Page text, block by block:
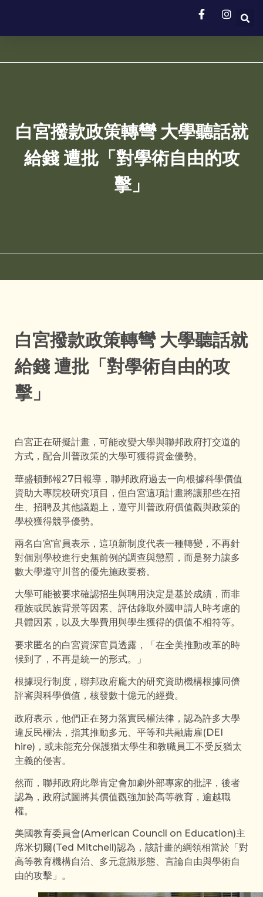
白宮撥款政策轉彎 大學聽話就
給錢 遭批「對學術自由的攻
擊」
白宮撥款政策轉彎 大學聽話就
給錢 遭批「對學術自由的攻
擊」
白宮正在研擬計畫，可能改變大學與聯邦政府打交道的
方式，配合川普政策的大學可獲得資金優勢。
華盛頓郵報27日報導，聯邦政府過去一向根據科學價值
資助大專院校研究項目，但白宮這項計畫將讓那些在招
生、招聘及其他議題上，遵守川普政府價值觀與政策的
學校獲得競爭優勢。
兩名白宮官員表示，這項新制度代表一種轉變，不再針
對個別學校進行史無前例的調查與懲罰，而是努力讓多
數大學遵守川普的優先施政要務。
大學可能被要求確認招生與聘用決定是基於成績，而非
種族或民族背景等因素、評估錄取外國申請人時考慮的
具體因素，以及大學費用與學生獲得的價值不相符等。
要求匿名的白宮資深官員透露，「在全美推動改革的時
候到了，不再是統一的形式。」
根據現行制度，聯邦政府龐大的研究資助機構根據同儕
評審與科學價值，核發數十億元的經費。
政府表示，他們正在努力落實民權法律，認為許多大學
違反民權法，指其推動多元、平等和共融庸雇(DEI
hire)，或未能充分保護猶太學生和教職員工不受反猶太
主義的侵害。
然而，聯邦政府此舉肯定會加劇外部專家的批評，後者
認為，政府試圖將其價值觀強加於高等教育，逾越職
權。
美國教育委員會(American Council on Education)主
席米切爾(Ted Mitchell)認為，該計畫的綱領相當於「對
高等教育機構自治、多元意識形態、言論自由與學術自
由的攻擊」。